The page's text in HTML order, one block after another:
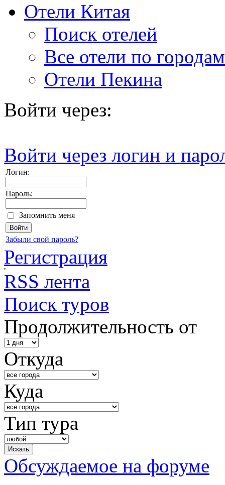
Отели Китая
Поиск отелей
Все отели по городам
Отели Пекина
Войти через:
Войти через логин и
Логин:
Пароль:
Запомнить меня
Забыли свой пароль?
Регистрация
RSS лента
Поиск туров
Продолжительность от
Откуда
Куда
Тип тура
Обсуждаемое на форуме